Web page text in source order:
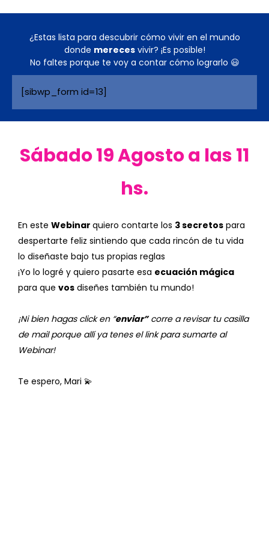
¿Estas lista para descubrir cómo vivir en el mundo
donde merecesvivir? ¡Es posible!
No faltes porque te voy a contar cómo lograrlo 😃
[sibwp_form id=13]
Sábado 19 Agosto a las 11
hs.
En este Webinar quiero contarte los 3 secretos para
despertarte feliz sintiendo que cada rincón de tu vida
lo diseñaste bajo tus propias reglas
¡Yo lo logré y quiero pasarte esa ecuación mágica
para que vos diseñes también tu mundo!
¡Ni bien hagas click en “enviar”corre a revisar tu casilla
de mail porque allí ya tenes el link para sumarte al
Webinar!
Te espero, Mari 💫